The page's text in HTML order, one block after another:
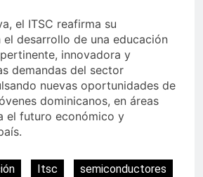
el ITSC reafirma su
desarrollo de una educación
innovadora y
demandas del sector
nuevas oportunidades de
dominicanos, en áreas
el futuro económico y
Itsc semiconductores